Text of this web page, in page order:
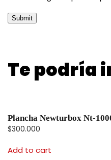
Te podría
Plancha Newturbox Nt-
$300.000
Add to cart